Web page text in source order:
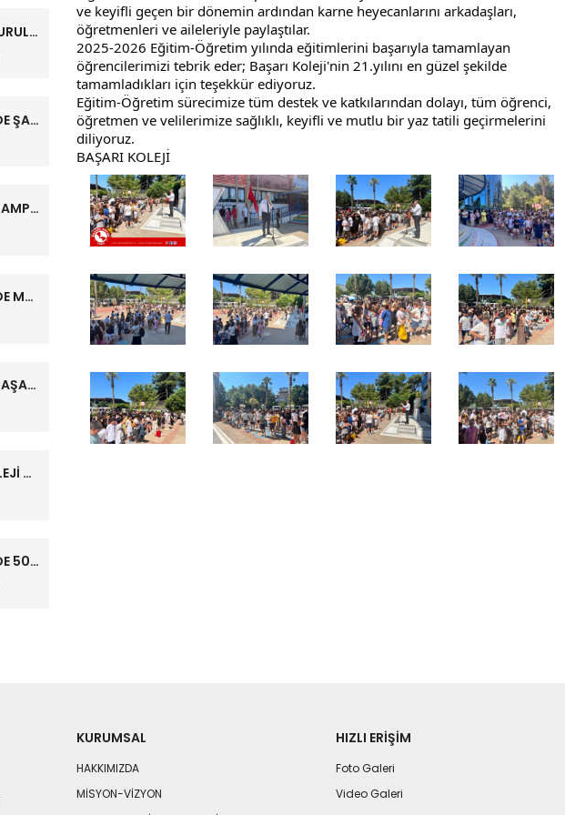
YÖNETİM KURULUMUZDAN 2026 LGS KUTLAMA YEMEĞİ
2026 LGS'DE ŞAMPİYON YİNE BAŞARI KOLEJİ!
2026 LGS ŞAMPİYONUMUZ TÜRKİYE 1.Sİ İBRAHİM TUNAY HALİMOĞLU ALTIN İLE ÖDÜLLENDİRİLDİ
2026 LGS’DE MANAVGAT’TA ZİRVENİN ADI BAŞARI KOLEJİ!
2026 LGS BAŞARIMIZIN MİMARLARI 8.SINIF ZÜMREMİZE PLAKET
BAŞARI KOLEJİ ÖĞRENCİLERİ İNGİLTERE YAZ OKULUNDA! ✈️
2026 LGS'DE 500 TAM PUAN – TÜRKİYE BİRİNCİSİ İBRAHİM TUNAY HALİMOĞLU????
ve keyifli geçen bir dönemin ardından karne heyecanlarını arkadaşları,
öğretmenleri ve aileleriyle paylaştılar.
2025-2026 Eğitim-Öğretim yılında eğitimlerini başarıyla tamamlayan
öğrencilerimizi tebrik eder; Başarı Koleji'nin 21.yılını en güzel şekilde
tamamladıkları için teşekkür ediyoruz.
Eğitim-Öğretim sürecimize tüm destek ve katkılarından dolayı, tüm öğrenci,
öğretmen ve velilerimize sağlıklı, keyifli ve mutlu bir yaz tatili geçirmelerini
diliyoruz.
BAŞARI KOLEJİ
KURUMSAL
HAKKIMIZDA
MİSYON-VİZYON
HIZLI ERIŞIM
Foto Galeri
Video Galeri